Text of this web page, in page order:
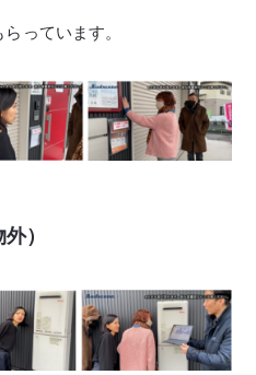
っています。
）